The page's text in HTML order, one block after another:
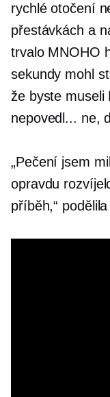
rychlé otočení
přestávkách a
trvalo MNOHO
sekundy mohl
že byste
nepovedl... ne,
„Pečení jsem
opravdu
příběh,“